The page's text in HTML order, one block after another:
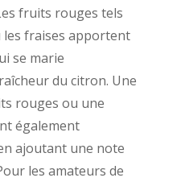
fruits rouges tels
les fraises apportent
se marie
du citron. Une
rouges ou une
également
ajoutant une note
les amateurs de